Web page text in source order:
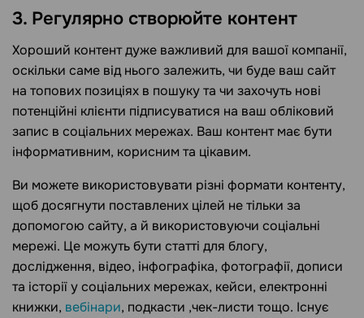
3. Регулярно створюйте контент
Хороший контент дуже важливий для вашої компанії,
оскільки саме від нього залежить, чи буде ваш сайт
на топових позиціях в пошуку та чи захочуть нові
потенційні клієнти підписуватися на ваш обліковий
запис в соціальних мережах. Ваш контент має бути
інформативним, корисним та цікавим.
Ви можете використовувати різні формати контенту,
щоб досягнути поставлених цілей не тільки за
допомогою сайту, а й використовуючи соціальні
мережі. Це можуть бути статті для блогу,
дослідження, відео, інфографіка, фотографії, дописи
та історії у соціальних мережах, кейси, електронні
книжки, вебінари, подкасти ,чек-листи тощо. Існує